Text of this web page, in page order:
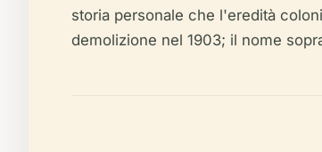
storia personale che l'eredità
demolizione nel 1903; il nome